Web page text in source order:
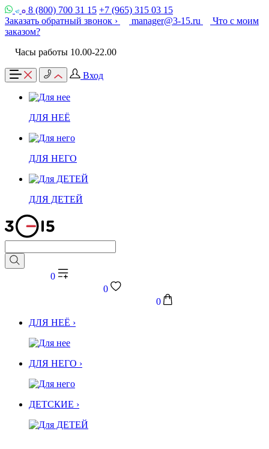
8 (800) 700 31 15 +7 (965) 315 03 15
Заказать обратный звонок ›
manager@3-15.ru
Что с моим
заказом?
Часы работы 10.00-22.00
Вход
ДЛЯ НЕЁ
ДЛЯ НЕГО
ДЛЯ ДЕТЕЙ
0
0
0
ДЛЯ НЕЁ ›
ДЛЯ НЕГО ›
ДЕТСКИЕ ›